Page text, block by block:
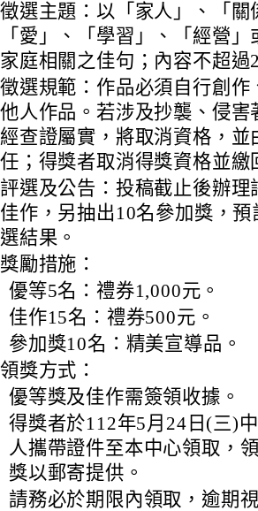
徵選主題：以「家人」、「關
「愛」、「學習」、「經營
家庭相關之佳句；內容不超
徵選規範：作品必須自行創
他人作品。若涉及抄襲、侵
經查證屬實，將取消資格，
任；得獎者取消得獎資格並繳
評選及公告：投稿截止後辦
佳作，另抽出10名參加獎，
選結果。
獎勵措施：
優等5名：禮券1,000元。
佳作15名：禮券500元。
參加獎10名：精美宣導品。
領獎方式：
優等獎及佳作需簽領收據。
得獎者於112年5月24日(三)
人攜帶證件至本中心領取，
獎以郵寄提供。
請務必於期限內領取，逾期